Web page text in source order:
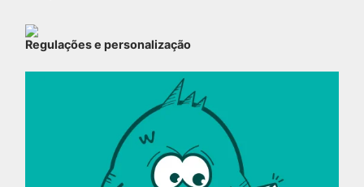
Regulações e personalização